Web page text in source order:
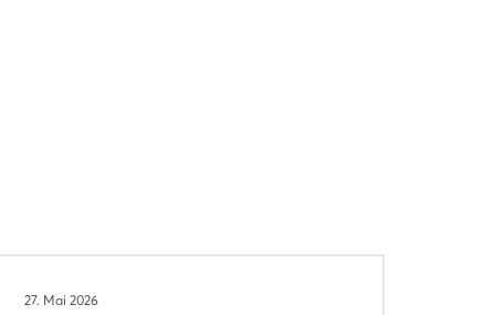
27. Mai 2026